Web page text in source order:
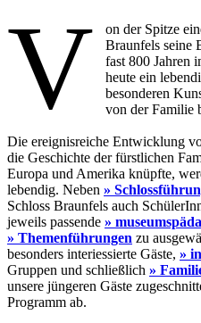
V
on der Spitze
Braunfels seine
fast 800 Jahren
heute ein
besonderen
von der Familie
Die ereignisreiche Entwicklung
die Geschichte der fürstlichen
Europa und Amerika knüpfte,
lebendig. Neben »
Schloss Braunfels auch
jeweils passende »
» Themenführungen zu
besonders interiessierte Gäste, »
Gruppen und schließlich »
unsere jüngeren Gäste
Programm ab.